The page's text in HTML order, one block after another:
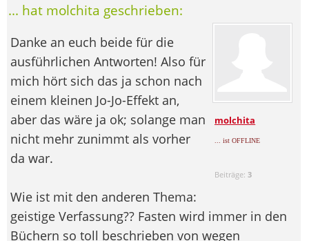
... hat molchita geschrieben:
molchita
... ist OFFLINE
Beiträge:3
Danke an euch beide für die
ausführlichen Antworten! Also für
mich hört sich das ja schon nach
einem kleinen Jo-Jo-Effekt an,
aber das wäre ja ok; solange man
nicht mehr zunimmt als vorher
da war.
Wie ist mit den anderen Thema:
geistige Verfassung?? Fasten wird immer in den
Büchern so toll beschrieben von wegen